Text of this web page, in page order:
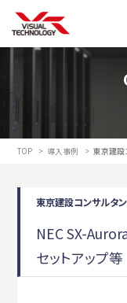
TOP > 導入事例 > 東京建設
東京建設コンサルタ
NEC SX-
セットアップ